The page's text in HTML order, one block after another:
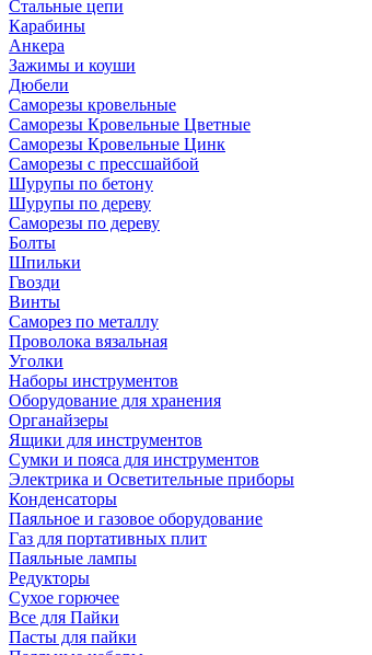
Стальные цепи
Карабины
Анкера
Зажимы и коуши
Дюбели
Саморезы кровельные
Саморезы Кровельные Цветные
Саморезы Кровельные Цинк
Саморезы с прессшайбой
Шурупы по бетону
Шурупы по дереву
Саморезы по дереву
Болты
Шпильки
Гвозди
Винты
Саморез по металлу
Проволока вязальная
Уголки
Наборы инструментов
Оборудование для хранения
Органайзеры
Ящики для инструментов
Сумки и пояса для инструментов
Электрика и Осветительные приборы
Конденсаторы
Паяльное и газовое оборудование
Газ для портативных плит
Паяльные лампы
Редукторы
Сухое горючее
Все для Пайки
Пасты для пайки